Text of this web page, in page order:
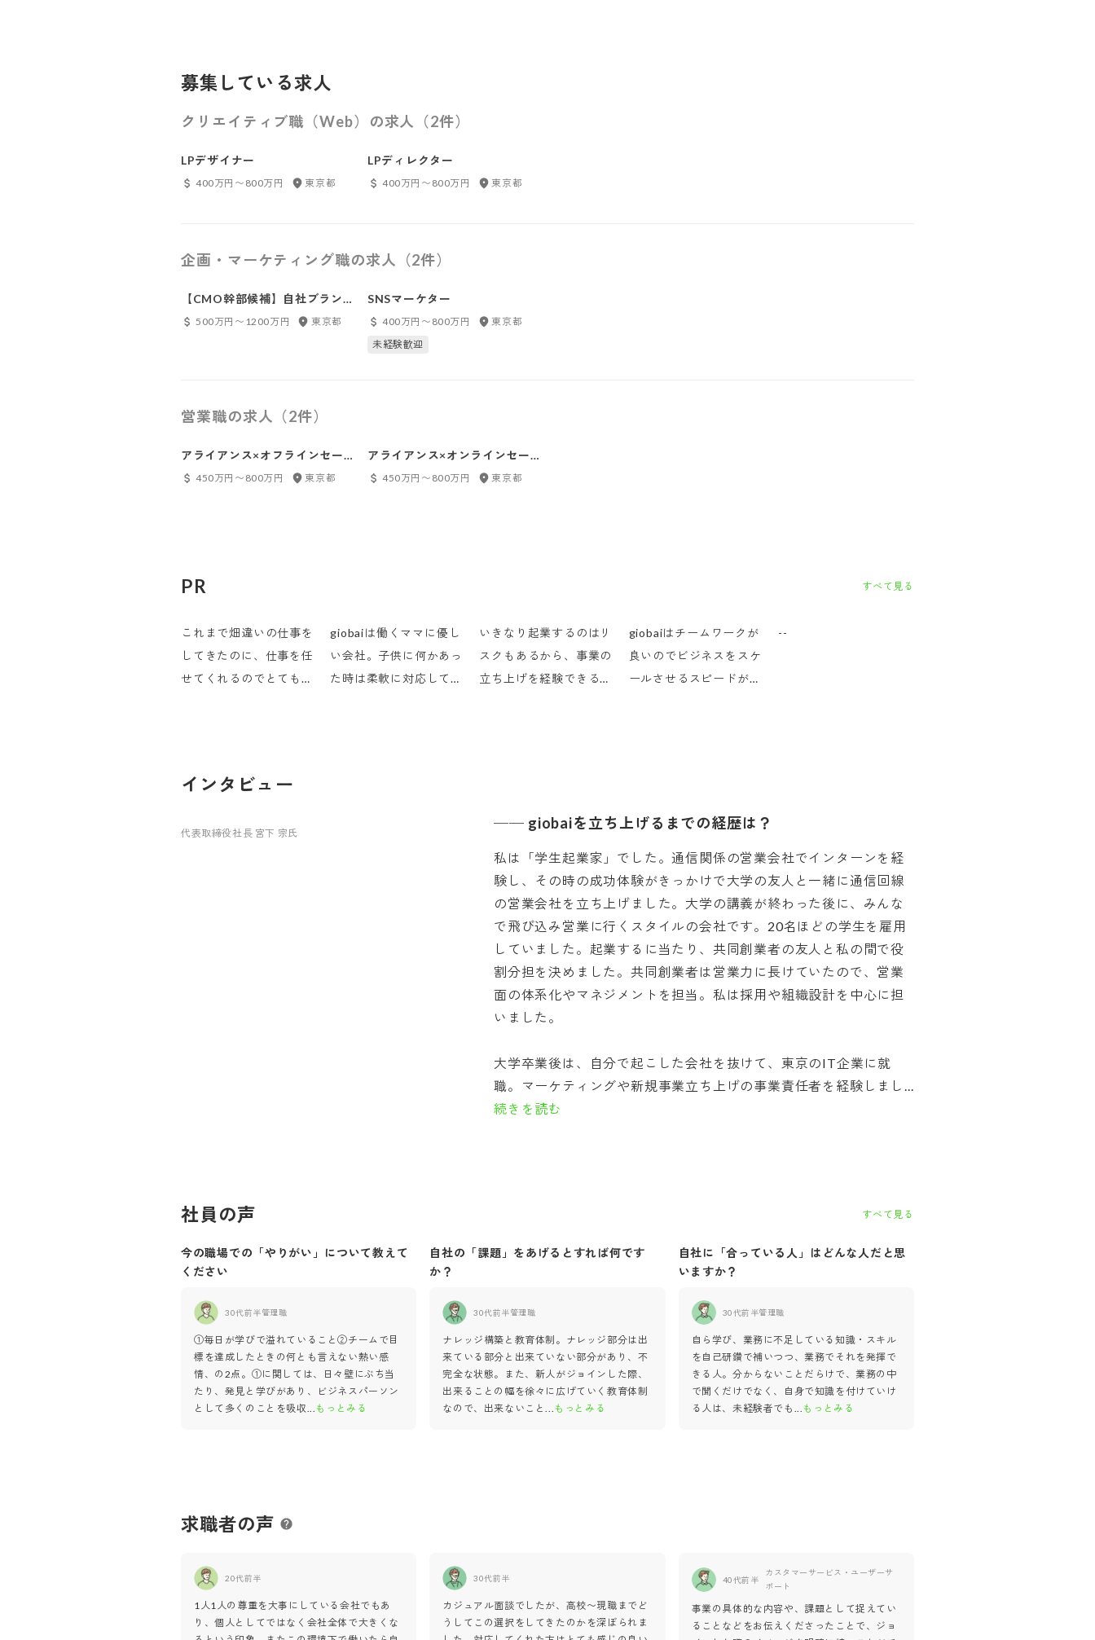
募集している求人
クリエイティブ職（Web）の求人（2件）
LPデザイナー
400万円〜800万円 東京都
LPディレクター
400万円〜800万円 東京都
企画・マーケティング職の求人（2件）
【CMO幹部候補】自社ブラン
ドマーケター（広告企画・運
500万円〜1200万円 東京都
SNSマーケター
400万円〜800万円
東京都
未経験歓迎
営業職の求人（2件）
アライアンス×オフラインセー
ルス450万円〜800万円 東京都
アライアンス×オンラインセー
ルス450万円〜800万円 東京都
PR すべて見る
これまで畑違いの仕事を
してきたのに、仕事を任
せてくれるのでとてもや
giobaiは働くママに優し
い会社。子供に何かあっ
た時は柔軟に対応してく
いきなり起業するのはリ
スクもあるから、事業の
立ち上げを経験できる会
giobaiはチームワークが
良いのでビジネスをスケ
ールさせるスピードが速
--
インタビュー
代表取締役社長 宮下 宗氏
── giobaiを立ち上げるまでの経歴は？
私は「学生起業家」でした。通信関係の営業会社でインターンを経
験し、その時の成功体験がきっかけで大学の友人と一緒に通信回線
の営業会社を立ち上げました。大学の講義が終わった後に、みんな
で飛び込み営業に行くスタイルの会社です。20名ほどの学生を雇用
していました。起業するに当たり、共同創業者の友人と私の間で役
割分担を決めました。共同創業者は営業力に長けていたので、営業
面の体系化やマネジメントを担当。私は採用や組織設計を中心に担
いました。
大学卒業後は、自分で起こした会社を抜けて、東京のIT企業に就
職。マーケティングや新規事業立ち上げの事業責任者を経験しまし...
続きを読む
社員の声 すべて見る
今の職場での「やりがい」について教えて
ください
30代前半管理職
①毎日が学びで溢れていること②チームで目
標を達成したときの何とも言えない熱い感
情、の2点。①に関しては、日々壁にぶち当
たり、発見と学びがあり、ビジネスパーソン
として多くのことを吸収...もっとみる
自社の「課題」をあげるとすれば何です
か？
30代前半管理職
ナレッジ構築と教育体制。ナレッジ部分は出
来ている部分と出来ていない部分があり、不
完全な状態。また、新人がジョインした際、
出来ることの幅を徐々に広げていく教育体制
なので、出来ないこと...もっとみる
自社に「合っている人」はどんな人だと思
いますか？
30代前半管理職
自ら学び、業務に不足している知識・スキル
を自己研鑽で補いつつ、業務でそれを発揮で
きる人。分からないことだらけで、業務の中
で聞くだけでなく、自身で知識を付けていけ
る人は、未経験者でも ...もっとみる
求職者の声
20代前半
1人1人の尊重を大事にしている会社でもあ
り、個人としてではなく会社全体で大きくな
30代前半
カジュアル面談でしたが、高校〜現職までど
うしてこの選択をしてきたのかを深ぼられま
40代前半
カスタマーサービス・ユーザーサ
ポート
事業の具体的な内容や、課題として捉えてい
ることなどをお伝えくださったことで、ジョ